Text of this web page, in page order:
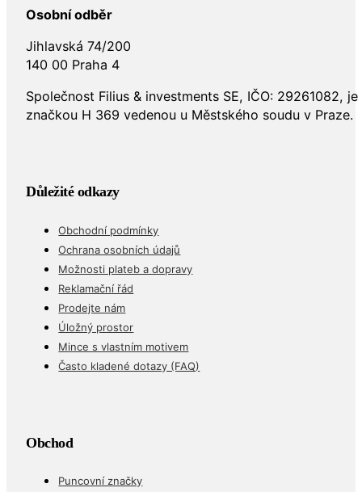
Osobní odběr
Jihlavská 74/200
140 00 Praha 4
Společnost Filius & investments SE, IČO: 29261082,
značkou H 369 vedenou u Městského soudu v Praze.
Důležité odkazy
Obchodní podmínky
Ochrana osobních údajů
Možnosti plateb a dopravy
Reklamační řád
Prodejte nám
Úložný prostor
Mince s vlastním motivem
Často kladené dotazy (FAQ)
Obchod
Puncovní značky